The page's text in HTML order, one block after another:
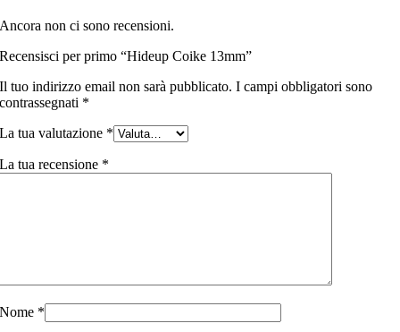
Ancora non ci sono recensioni.
Recensisci per primo “Hideup Coike 13mm”
Il tuo indirizzo email non sarà pubblicato. I campi obbligatori sono
contrassegnati *
La tua valutazione *
La tua recensione *
Nome *